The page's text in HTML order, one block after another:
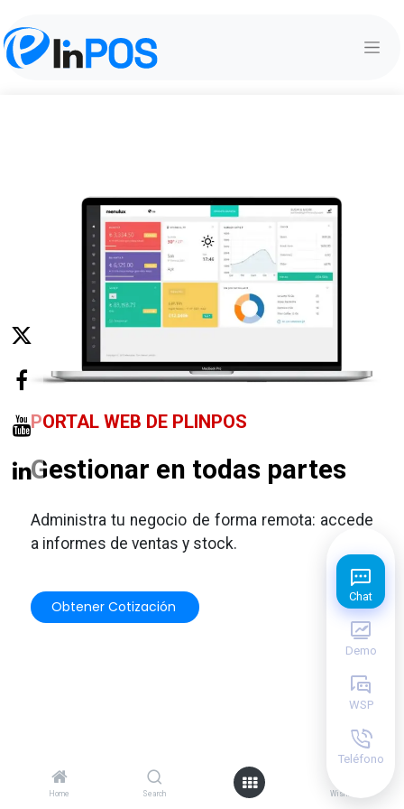
Home Search Wishlist
PORTAL WEB DE PLINPOS
Gestionar en todas partes
Administra tu negocio de forma remota: accede
a informes de ventas y stock.
Obtener Cotiz​​​​ación
Chat
Demo
WSP
Teléfono